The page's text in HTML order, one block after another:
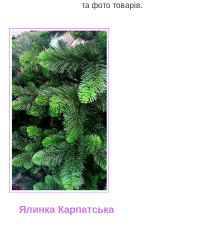
та фото товарів.
Ялинка Карпатська